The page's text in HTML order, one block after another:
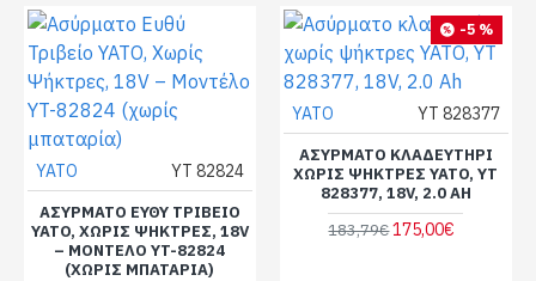
YATO YT 82824
ΑΣΎΡΜΑΤΟ ΕΥΘΎ ΤΡΙΒΕΊΟ
YATO, ΧΩΡΊΣ ΨΉΚΤΡΕΣ, 18V
– ΜΟΝΤΈΛΟ YT-82824
(ΧΩΡΊΣ ΜΠΑΤΑΡΊΑ)
-5 %
YATO YT 828377
ΑΣΎΡΜΑΤΟ ΚΛΑΔΕΥΤΉΡΙ
ΧΩΡΊΣ ΨΉΚΤΡΕΣ YATO, YT
828377, 18V, 2.0 AH
183,79€175,00€